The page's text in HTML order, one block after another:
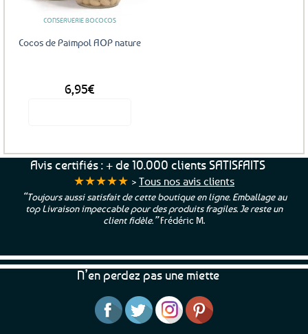
CONSERVERIE BOCOCOS
Cocos de Paimpol AOP nature
6,95€
a
variations.
choisies
Avis certifiés : + de 10.000 clients SATISFAITS
★★★★★ > Tous nos avis clients
“Toujours aussi satisfait de cette boutique en ligne. Emballage au
top Livraison impeccable pour des produits fragiles. Je reste un
client fidèle.”Frédéric M.
N’en perdez pas une miette